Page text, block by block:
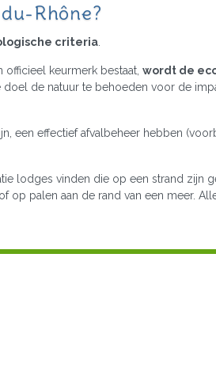
Rhône?
criteria
keurmerk bestaat, wordt de
doel de natuur te behoeden voor de
een effectief afvalbeheer hebben
lodges vinden die op een strand zijn
palen aan de rand van een meer.